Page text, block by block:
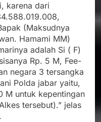
karena dari
(Maksudnya
Hamami MM)
adalah Si ( F)
Rp. 5 M, Fee-
negara 3 tersangka
Polda jabar yaitu,
M untuk kepentingan
tersebut).” jelas